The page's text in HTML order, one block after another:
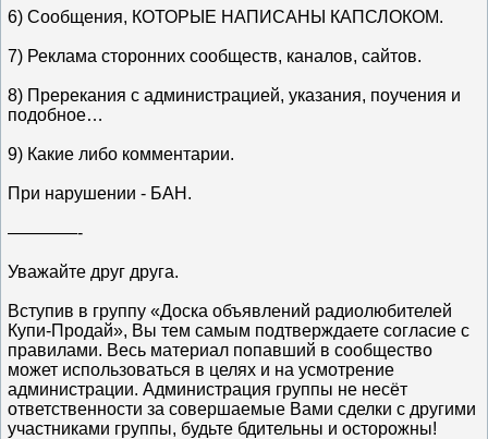
6) Сообщения, КОТОРЫЕ НАПИСАНЫ КАПСЛОКОМ.
7) Реклама сторонних сообществ, каналов, сайтов.
8) Пререкания с администрацией, указания, поучения и
подобное…
9) Какие либо комментарии.
При нарушении - БАН.
————-
Уважайте друг друга.
Вступив в группу «Доска объявлений радиолюбителей
Купи-Продай», Вы тем самым подтверждаете согласие с
правилами. Весь материал попавший в сообщество
может использоваться в целях и на усмотрение
администрации. Администрация группы не несёт
ответственности за совершаемые Вами сделки с другими
участниками группы, будьте бдительны и осторожны!